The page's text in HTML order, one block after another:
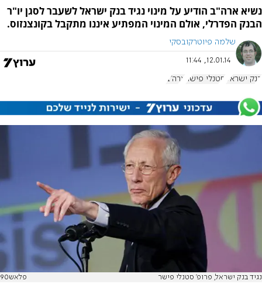
נשיא ארה"ב הודיע על מינוי נגיד בנק ישראל לשעבר לסגן יו"ר
הבנק הפדרלי, אולם המינוי המפתיע איננו מתקבל בקונצנזוס.
שלמה פיוטרקובסקי
12.01.14, 11:44
בנק ישראל סטנלי פישר ארה"ב
נגיד בנק ישראל, פרופ' סטנלי פישר פלאש90